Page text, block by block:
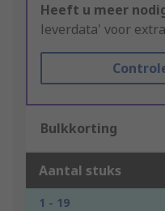
Heeft u meer
leverdata' voor
Bulkkorting
Aantal stuks
1 - 19